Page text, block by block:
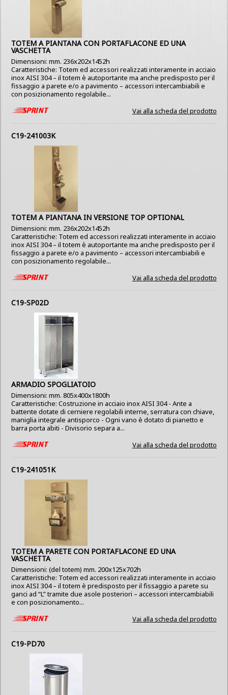
TOTEM A PIANTANA CON PORTAFLACONE ED UNA
VASCHETTA
Dimensioni: mm. 236x202x1452h
Caratteristiche: Totem ed accessori realizzati interamente in acciaio
inox AISI 304 – il totem è autoportante ma anche predisposto per il
fissaggio a parete e/o a pavimento – accessori intercambiabili e
con posizionamento regolabile...
Vai alla scheda del prodotto
C19-241003K
TOTEM A PIANTANA IN VERSIONE TOP OPTIONAL
Dimensioni: mm. 236x202x1452h
Caratteristiche: Totem ed accessori realizzati interamente in acciaio
inox AISI 304 – il totem è autoportante ma anche predisposto per il
fissaggio a parete e/o a pavimento – accessori intercambiabili e
con posizionamento regolabile...
Vai alla scheda del prodotto
C19-SP02D
ARMADIO SPOGLIATOIO
Dimensioni: mm. 805x400x1800h
Caratteristiche: Costruzione in acciaio inox AISI 304 - Ante a
battente dotate di cerniere regolabili interne, serratura con chiave,
maniglia integrale antisporco - Ogni vano è dotato di pianetto e
barra porta abiti - Divisorio separa a...
Vai alla scheda del prodotto
C19-241051K
TOTEM A PARETE CON PORTAFLACONE ED UNA
VASCHETTA
Dimensioni: (del totem) mm. 200x125x702h
Caratteristiche: Totem ed accessori realizzati interamente in acciaio
inox AISI 304 – il totem è predisposto per il fissaggio a parete su
ganci ad “L” tramite due asole posteriori – accessori intercambiabili
e con posizionamento...
Vai alla scheda del prodotto
C19-PD70